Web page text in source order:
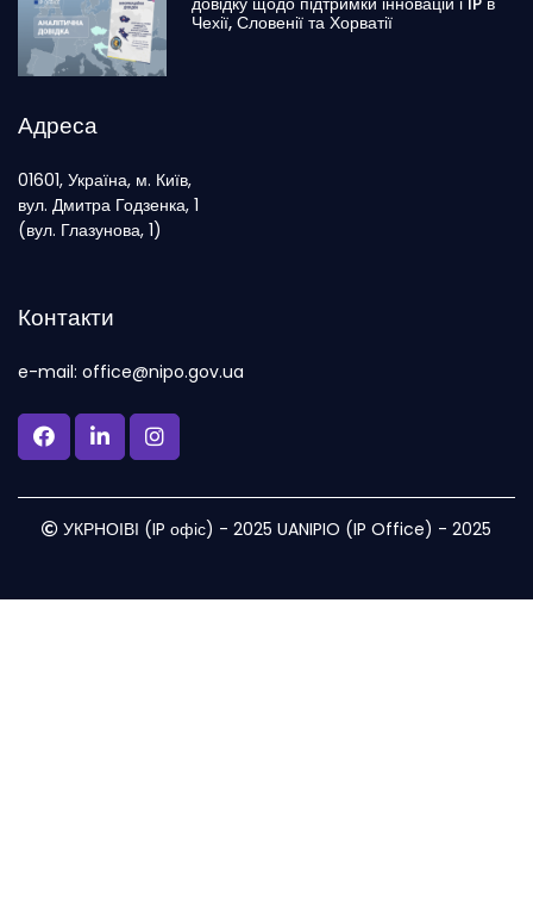
Чехії, Словенії та Хорватії
Адреса
01601, Україна, м. Київ,
вул. Дмитра Годзенка, 1
(вул. Глазунова, 1)
Контакти
e-mail: office@nipo.gov.ua
УКРНОІВІ (IP офіс) - 2025 UANIPIO (IP Office) - 2025